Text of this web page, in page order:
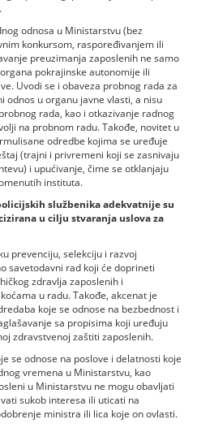
odnosa u Ministarstvu (bez
konkursom, raspoređivanjem ili
preuzimanja zaposlenih ne samo
pokrajinske autonomije ili
Uvodi se i obaveza probnog rada za
odnos u organu javne vlasti, a nisu
rada, kao i otkazivanje radnog
na probnom radu. Takođe, novitet u
odredbe kojima se uređuje
(trajni i privremeni koji se zasnivaju
i upućivanje, čime se otklanjaju
instituta.
službenika adekvatnije su
u cilјu stvaranja uslova za
prevenciju, selekciju i razvoj
savetodavni rad koji će doprineti
zdravlјa zaposlenih i
u radu. Takođe, akcenat je
koje se odnose na bezbednost i
sa propisima koji uređuju
zdravstvenoj zaštiti zaposlenih.
se odnose na poslove i delatnosti koje
vremena u Ministarstvu, kao
u Ministarstvu ne mogu obavlјati
sukob interesa ili uticati na
ministra ili lica koje on ovlasti.